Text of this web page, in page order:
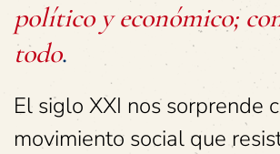
político y económico;
todo.
El siglo XXI nos sorprende
movimiento social que